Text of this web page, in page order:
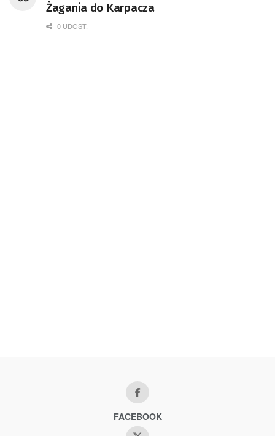
Żagania do Karpacza
0 UDOST.
FACEBOOK